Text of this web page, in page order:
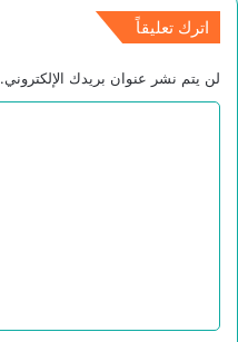
اترك تعليقاً
لن يتم نشر عنوان بريدك الإلكتروني.